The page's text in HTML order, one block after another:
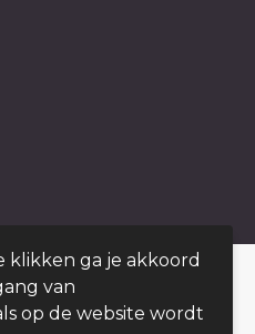
2026
klikken ga je akkoord
van
op de website wordt